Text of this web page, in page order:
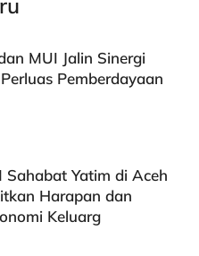
MUI Jalin Sinergi
Pemberdayaan
Sahabat Yatim di Aceh
Harapan dan
Keluarg